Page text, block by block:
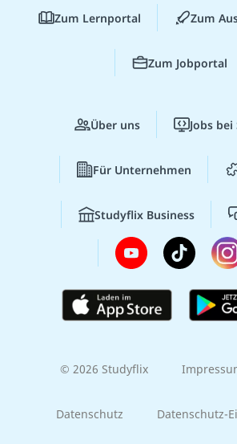
Zum Lernportal Zum
Zum Jobportal
Über uns Jobs
Für Unternehmen
Studyflix Business
© 2026 Studyflix
Datenschutz Datenschutz-